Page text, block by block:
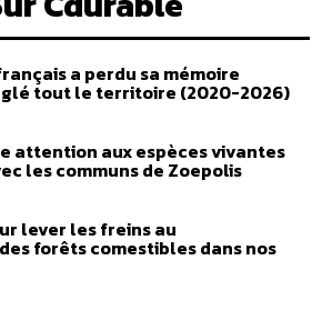
a perdu sa mémoire
tout le territoire (2020-2026)
attention aux espèces vivantes
les communs de Zoepolis
lever les freins au
forêts comestibles dans nos